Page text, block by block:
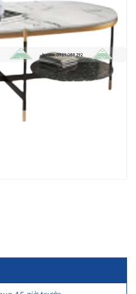
5 giờ trước
1 ngày trước